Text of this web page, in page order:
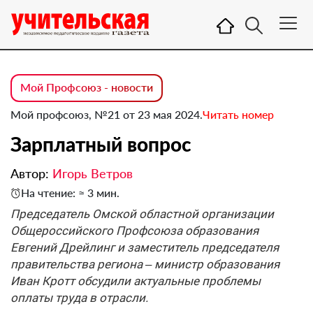
Мой Профсоюз - новости
Мой профсоюз, №21 от 23 мая 2024.Читать номер
Зарплатный вопрос
Автор: Игорь Ветров
На чтение: ≈ 3 мин.
Председатель Омской областной организации
Общероссийского Профсоюза образования
Евгений Дрейлинг и заместитель председателя
правительства региона – министр образования
Иван Кротт обсудили актуальные проблемы
оплаты труда в отрасли.